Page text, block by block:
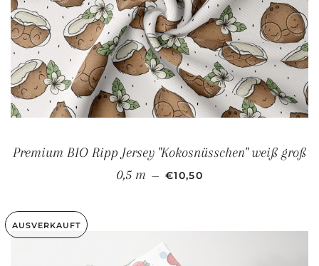
Premium BIO Ripp Jersey "Kokosnüsschen" weiß groß
0,5 m — NORMALER PREIS
€10,50
AUSVERKAUFT